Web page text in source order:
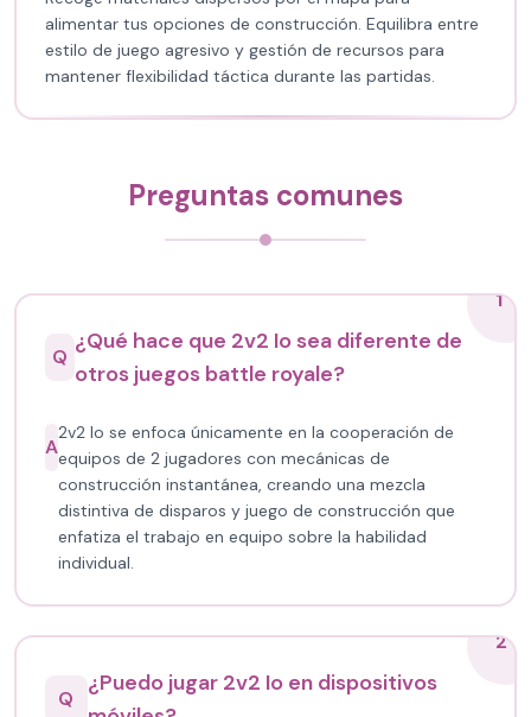
alimentar tus opciones de construcción. Equilibra entre
estilo de juego agresivo y gestión de recursos para
mantener flexibilidad táctica durante las partidas.
Preguntas comunes
1
Q
¿Qué hace que 2v2 Io sea diferente de
otros juegos battle royale?
A
2v2 Io se enfoca únicamente en la cooperación de
equipos de 2 jugadores con mecánicas de
construcción instantánea, creando una mezcla
distintiva de disparos y juego de construcción que
enfatiza el trabajo en equipo sobre la habilidad
individual.
2
Q
¿Puedo jugar 2v2 Io en dispositivos